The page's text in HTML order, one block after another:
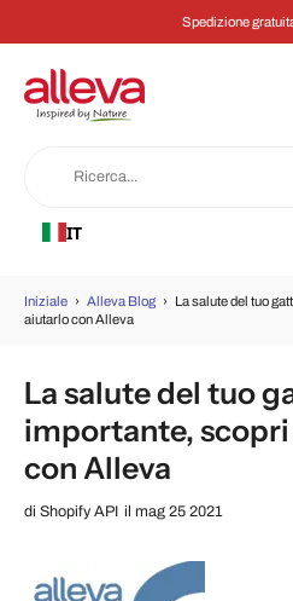
Spedizione
IT
Iniziale › Alleva Blog › La salute del tuo
aiutarlo con Alleva
La salute del tuo
importante,
con Alleva
di Shopify API il mag 25 2021